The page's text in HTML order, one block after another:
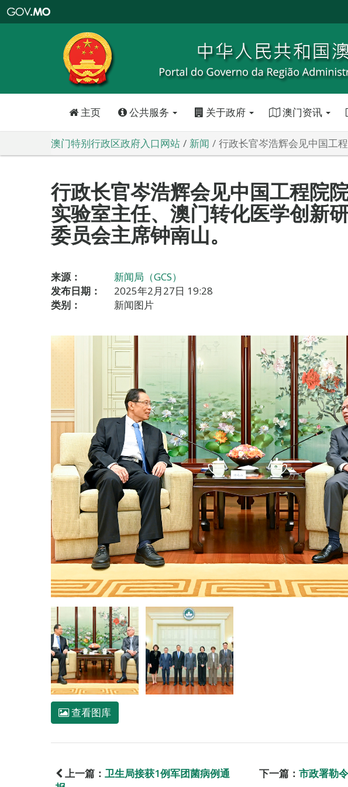
特
政
区
政
口
主页 公共服务 关于政府 澳门资讯
澳门特别行政区政府入口网站 新闻 行政长官岑浩辉会见中国工
行政长官岑浩辉会见中国工程院
实验室主任、澳门转化医学创新
委员会主席钟南山。
来源：
新闻局（GCS）
发布日期：
2025年2月27日 19:28
类别：
新闻图片
查看图库
上一篇： 卫生局接获1例军团菌病例通
下一篇： 市政署勒